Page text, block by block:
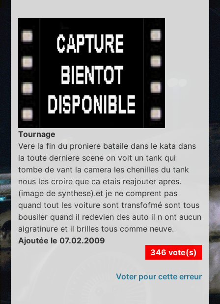
Tournage
Vere la fin du proniere bataile dans le kata dans
la toute derniere scene on voit un tank qui
tombe de vant la camera les chenilles du tank
nous les croire que ca etais reajouter apres.
(image de synthese).et je ne comprent pas
quand tout les voiture sont transfofmé sont tous
bousiler quand il redevien des auto il n ont aucun
aigratinure et il brilles tous comme neuve.
Ajoutée le 07.02.2009
346 vote(s)
Voter pour cette erreur